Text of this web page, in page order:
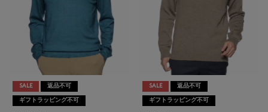
SALE 返品不可
ギフトラッピング不可
SALE 返品不可
ギフトラッピング不可